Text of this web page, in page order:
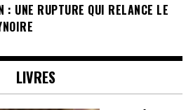
: UNE RUPTURE QUI RELANCE LE
LIVRES